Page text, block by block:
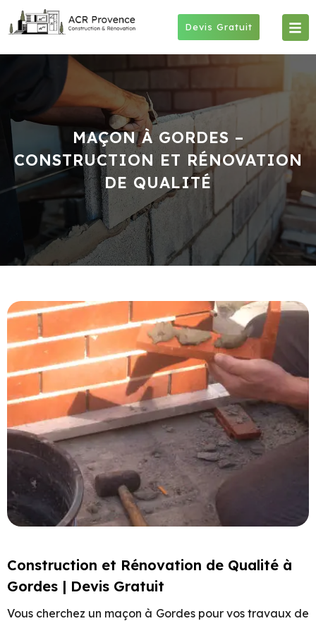
Devis Gratuit
MAÇON À GORDES –
CONSTRUCTION ET RÉNOVATION
DE QUALITÉ
Construction et Rénovation de Qualité à
Gordes | Devis Gratuit
Vous cherchez un maçon à Gordes pour vos travaux de